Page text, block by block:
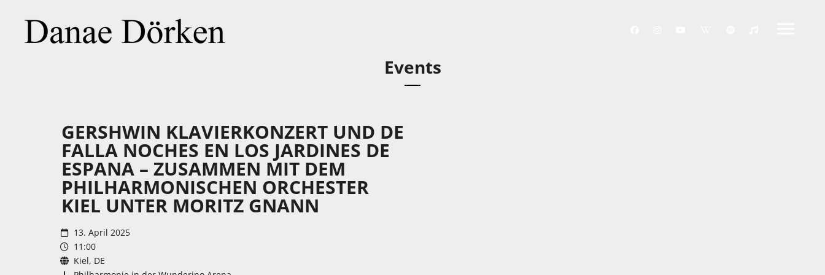
Events
GERSHWIN KLAVIERKONZERT UND DE
FALLA NOCHES EN LOS JARDINES DE
ESPANA – ZUSAMMEN MIT DEM
PHILHARMONISCHEN ORCHESTER
KIEL UNTER MORITZ GNANN
13. April 2025
11:00
Kiel, DE